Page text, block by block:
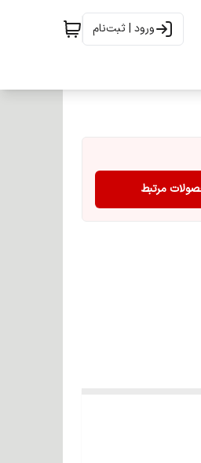
ورود | ثبت‌نام
مرتبط